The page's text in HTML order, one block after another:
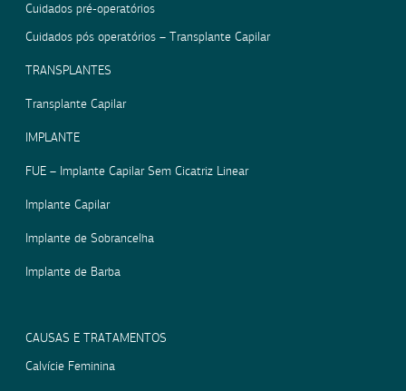
Cuidados pré-operatórios
Cuidados pós operatórios – Transplante Capilar
TRANSPLANTES
Transplante Capilar
IMPLANTE
FUE – Implante Capilar Sem Cicatriz Linear
Implante Capilar
Implante de Sobrancelha
Implante de Barba
CAUSAS E TRATAMENTOS
Calvície Feminina